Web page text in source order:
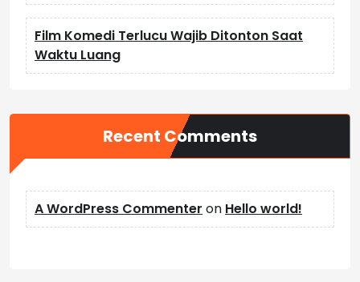
Film Komedi Terlucu Wajib Ditonton Saat
Waktu Luang
Recent Comments
A WordPress Commenter on Hello world!